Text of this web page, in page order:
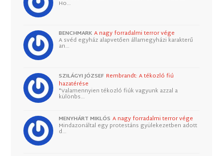
Ho…
BENCHMARK A nagy forradalmi terror vége
A svéd egyház alapvetően államegyházi karakterű
an…
SZILÁGYI JÓZSEF Rembrandt: A tékozló fiú
hazatérése
"Valamennyien tékozló fiúk vagyunk azzal a
különbs…
MENYHÁRT MIKLÓS A nagy forradalmi terror vége
Mindazonáltal egy protestáns gyülekezetben adott
d…